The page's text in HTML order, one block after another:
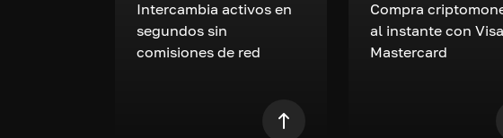
Intercambia activos en
segundos sin
comisiones de red
Compra
al instante con
Mastercard